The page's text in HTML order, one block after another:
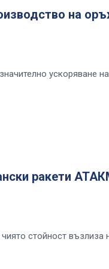
на
ускоряване на
ракети
стойност възлиза